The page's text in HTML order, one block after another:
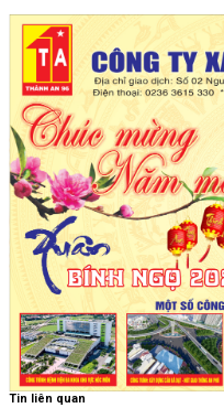
Tin liên quan